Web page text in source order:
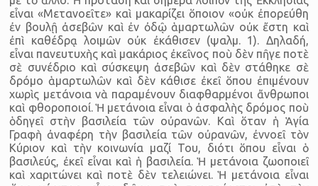
εἶναι «Μετανοεῖτε» καὶ μακαρίζει ὅποιον «οὐκ ἐπορεύθη
ἐν βουλῇ ἀσεβῶν καὶ ἐν ὀδῷ ἁμαρτωλῶν οὐκ ἔστη καὶ
ἐπὶ καθέδρᾳ λοιμῶν οὐκ ἐκάθισεν (ψαλμ. 1). Δηλαδή,
εἶναι πανευτυχὴς καὶ μακάριος ἐκεῖνος ποὺ δὲν πῆγε ποτὲ
σὲ συνέδριο καὶ σύσκεψη ἀσεβῶν καὶ δὲν στάθηκε σὲ
δρόμο ἁμαρτωλῶν καὶ δὲν κάθισε ἐκεῖ ὅπου ἐπιμένουν
χωρὶς μετάνοια νὰ παραμένουν διαφθαρμένοι ἄνθρωποι
καὶ φθοροποιοί. Ἡ μετάνοια εἶναι ὁ ἀσφαλὴς δρόμος ποὺ
ὁδηγεῖ στὴν βασιλεία τῶν οὐρανῶν. Καὶ ὅταν ἡ Ἁγία
Γραφὴ ἀναφέρη τὴν βασιλεία τῶν οὐρανῶν, ἐννοεῖ τὸν
Κύριον καὶ τὴν κοινωνία μαζί Του, διότι ὅπου εἶναι ὁ
βασιλεύς, ἐκεῖ εἶναι καὶ ἡ βασιλεία. Ἡ μετάνοια ζωοποιεῖ
καὶ χαριτώνει καὶ ποτὲ δὲν τελειώνει. Ἡ μετάνοια εἶναι